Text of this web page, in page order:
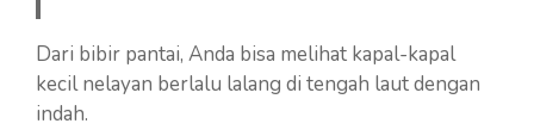
Dari bibir pantai, Anda bisa melihat kapal-kapal
kecil nelayan berlalu lalang di tengah laut dengan
indah.